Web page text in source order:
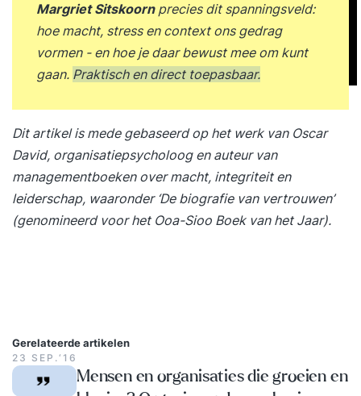
Margriet Sitskoornprecies dit spanningsveld:
hoe macht, stress en context ons gedrag
vormen - en hoe je daar bewust mee om kunt
gaan. Praktisch en direct toepasbaar.
Dit artikel is mede gebaseerd op het werk van Oscar
David, organisatiepsycholoog en auteur van
managementboeken over macht, integriteit en
leiderschap, waaronder ‘De biografie van vertrouwen’
(genomineerd voor het Ooa-Sioo Boek van het Jaar).
Gerelateerde artikelen
23 SEP.‘16
Mensen en organisaties die groeien en